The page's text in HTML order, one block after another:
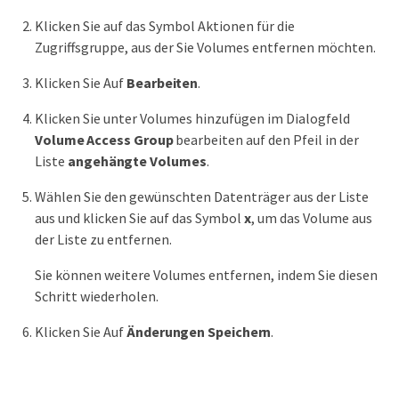
Klicken Sie auf das Symbol Aktionen für die
Zugriffsgruppe, aus der Sie Volumes entfernen möchten.
Klicken Sie Auf Bearbeiten.
Klicken Sie unter Volumes hinzufügen im Dialogfeld
Volume Access Groupbearbeiten auf den Pfeil in der
Liste angehängte Volumes.
Wählen Sie den gewünschten Datenträger aus der Liste
aus und klicken Sie auf das Symbol x, um das Volume aus
der Liste zu entfernen.
Sie können weitere Volumes entfernen, indem Sie diesen
Schritt wiederholen.
Klicken Sie AufÄnderungen Speichern.